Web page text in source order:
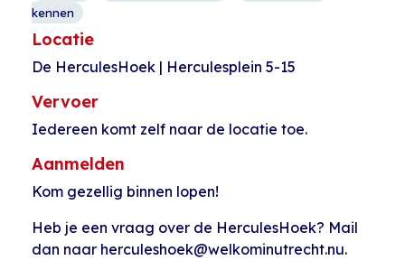
kennen
Locatie
De HerculesHoek | Herculesplein 5-15
Vervoer
Iedereen komt zelf naar de locatie toe.
Aanmelden
Kom gezellig binnen lopen!
Heb je een vraag over de HerculesHoek? Mail
dan naar herculeshoek@welkominutrecht.nu.